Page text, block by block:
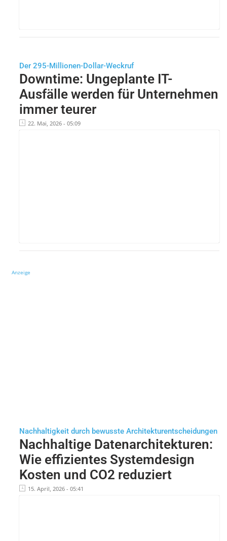
Der 295-Millionen-Dollar-Weckruf
Downtime: Ungeplante IT-
Ausfälle werden für Unternehmen
immer teurer
22. Mai, 2026 - 05:09
Anzeige
Nachhaltigkeit durch bewusste Architekturentscheidungen
Nachhaltige Datenarchitekturen:
Wie effizientes Systemdesign
Kosten und CO2 reduziert
15. April, 2026 - 05:41